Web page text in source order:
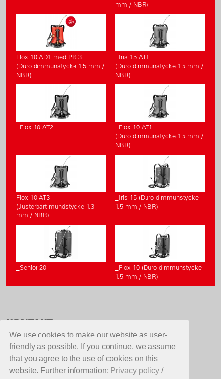
We use cookies to make our website as user-
friendly as possible. If you continue, we assume
that you agree to the use of cookies on this
website. Further information: Privacy policy /
mm / NBR)
Flox 10 AD1 med PR 3
(Duro dimmunstycke 1.5 mm /
NBR)
_Iris 15 AT1
(Duro dimmunstycke 1.5 mm /
NBR)
_Flox 10 AT2
_Flox 10 AT1
(Duro dimmunstycke 1.5 mm /
NBR)
Flox 10 AT3
(Justerbart mundstycke 1.3
mm / NBR)
_Iris 15 (Duro dimmunstycke
1.5 mm / NBR)
_Senior 20
_Flox 10 (Duro dimmunstycke
1.5 mm / NBR)
KONTAKT
Aspergo AB
Hammarvägen 10
387 35 Borgholm
Sverige